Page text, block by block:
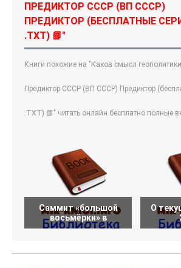
ПРЕДИКТОР СССР (ВП СССР)
ПРЕДИКТОР (БЕСПЛАТНЫЕ
.TXT) 📗"
Книги похожие на "Каков смысл
Предиктор СССР (ВП СССР) Предиктор
.TXT) 📗" читать онлайн бесплатно полные
Саммит «большой
восьмёрки» в
О